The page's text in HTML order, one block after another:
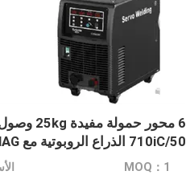
710iC/50 الذراع الروبوتية مع MIG MAG لحام
MOQ：1